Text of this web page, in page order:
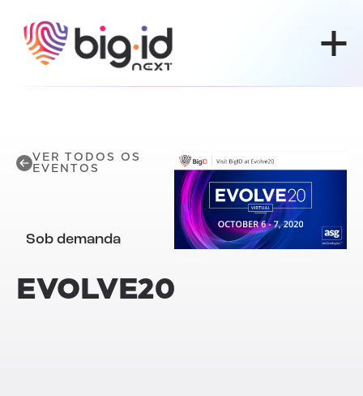
VER TODOS OS
EVENTOS
Sob demanda
EVOLVE20